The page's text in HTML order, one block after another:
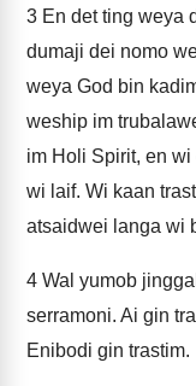
3 En det ting weya
dumaji dei nomo
weya God bin
weship im
im Holi Spirit, en
wi laif. Wi kaan
atsaidwei langa wi
4 Wal yumob
serramoni. Ai gin
Enibodi gin trastim.